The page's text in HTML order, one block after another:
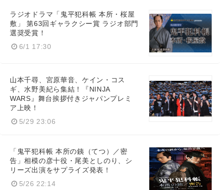
ラジオドラマ「鬼平犯科帳 本所・桜屋
敷」 第63回ギャラクシー賞 ラジオ部門
選奨受賞！
6/1 17:30
山本千尋、宮原華音、ケイン・コス
ギ、水野美紀ら集結！『NINJA
WARS』舞台挨拶付きジャパンプレミ
ア上映！
5/29 23:06
「鬼平犯科帳 本所の銕（てつ）／密
告」相模の彦十役・尾美としのり、シ
リーズ出演をサプライズ発表！
5/26 22:14